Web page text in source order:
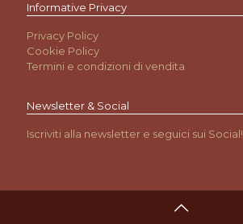
Informative Privacy
Privacy Policy
Cookie Policy
Termini e condizioni di vendita
Newsletter & Social
Iscriviti alla newsletter e seguici sui Social!